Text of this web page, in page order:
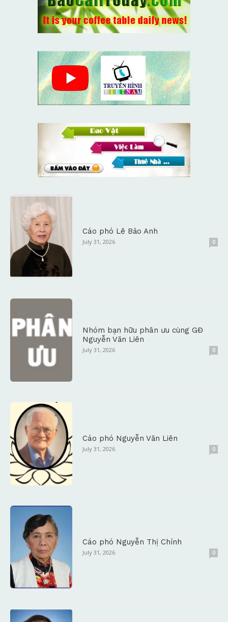
Cáo phó Lê Bảo Anh
July 31, 2026 0
Nhóm bạn hữu phân ưu cùng GĐ
Nguyễn Văn Liên
July 31, 2026 0
Cáo phó Nguyễn Văn Liên
July 31, 2026 0
Cáo phó Nguyễn Thị Chính
July 31, 2026 0